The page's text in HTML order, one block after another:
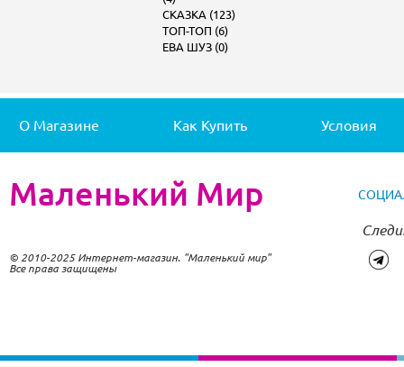
СКАЗКА (123)
ТОП-ТОП (6)
ЕВА ШУЗ (0)
О Магазине Как Купить Условия
Маленький Мир
© 2010-2025 Интернет-магазин. "Маленький мир"
Все права защищены